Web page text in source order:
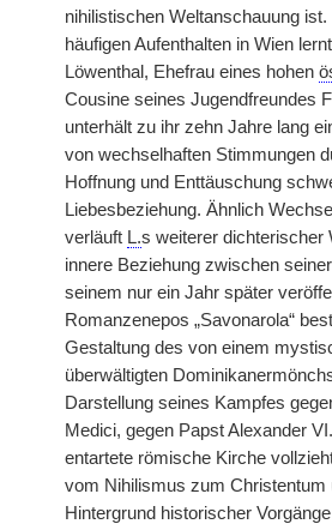
nihilistischen Weltanschauung
häufigen Aufenthalten in Wien
Löwenthal, Ehefrau eines hohen
Cousine seines Jugendfreundes
unterhält zu ihr zehn Jahre lang
von wechselhaften Stimmungen
Hoffnung und Enttäuschung
Liebesbeziehung. Ähnlich
verläuft L.s weiterer dichterischer
innere Beziehung zwischen
seinem nur ein Jahr später
Romanzenepos „Savonarola“
Gestaltung des von einem
überwältigten
Darstellung seines Kampfes
Medici, gegen Papst Alexander
entartete römische Kirche
vom Nihilismus zum Christentum
Hintergrund historischer